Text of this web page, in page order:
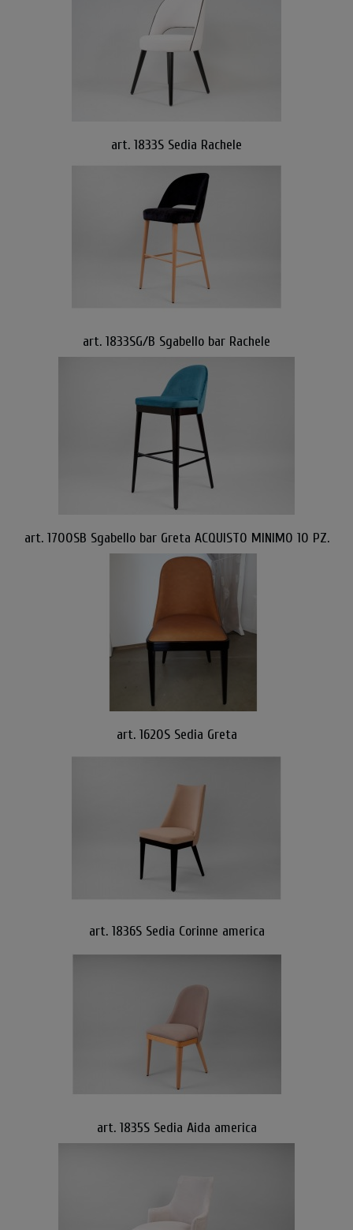
art. 1833S Sedia Rachele
art. 1833SG/B Sgabello bar Rachele
art. 1700SB Sgabello bar Greta ACQUISTO MINIMO 10 PZ.
art. 1620S Sedia Greta
art. 1836S Sedia Corinne america
art. 1835S Sedia Aida america